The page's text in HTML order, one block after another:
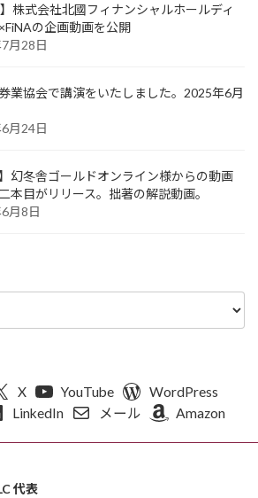
】株式会社北國フィナンシャルホールディ
の企画動画を公開
月28日
業協会で講演をいたしました。2025年6月
月24日
】幻冬舎ゴールドオンライン様からの動画
本目がリリース。拙著の解説動画。
月8日
X YouTube
WordPress
LinkedIn メール Amazon
代表